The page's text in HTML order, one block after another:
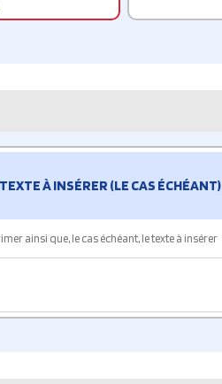
À INSÉRER (LE CAS ÉCHÉANT)
ainsi que, le cas échéant, le texte à insérer